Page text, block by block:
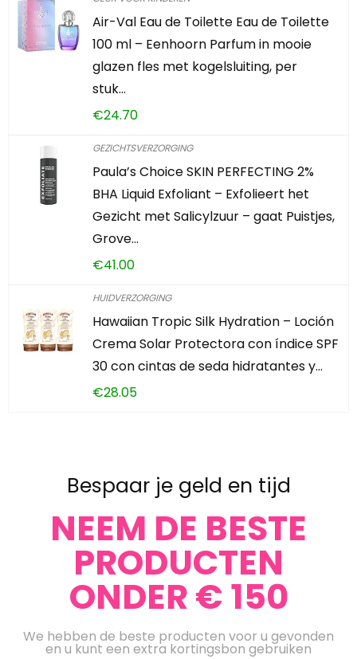
Air-Val Eau de Toilette Eau de Toilette
100 ml – Eenhoorn Parfum in mooie
glazen fles met kogelsluiting, per
stuk…
€24.70
GEZICHTSVERZORGING
Paula’s Choice SKIN PERFECTING 2%
BHA Liquid Exfoliant – Exfolieert het
Gezicht met Salicylzuur – gaat Puistjes,
Grove…
€41.00
HUIDVERZORGING
Hawaiian Tropic Silk Hydration – Loción
Crema Solar Protectora con índice SPF
30 con cintas de seda hidratantes y…
€28.05
Bespaar je geld en tijd
NEEM DE BESTE
PRODUCTEN
ONDER € 150
We hebben de beste producten voor u gevonden
en u kunt een extra kortingsbon gebruiken